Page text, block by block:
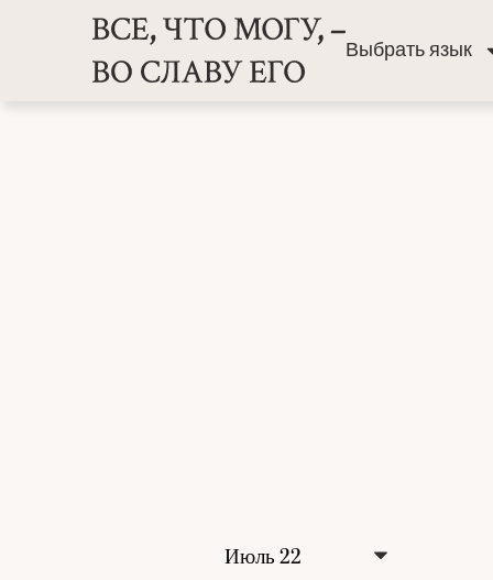
Выбрать язык